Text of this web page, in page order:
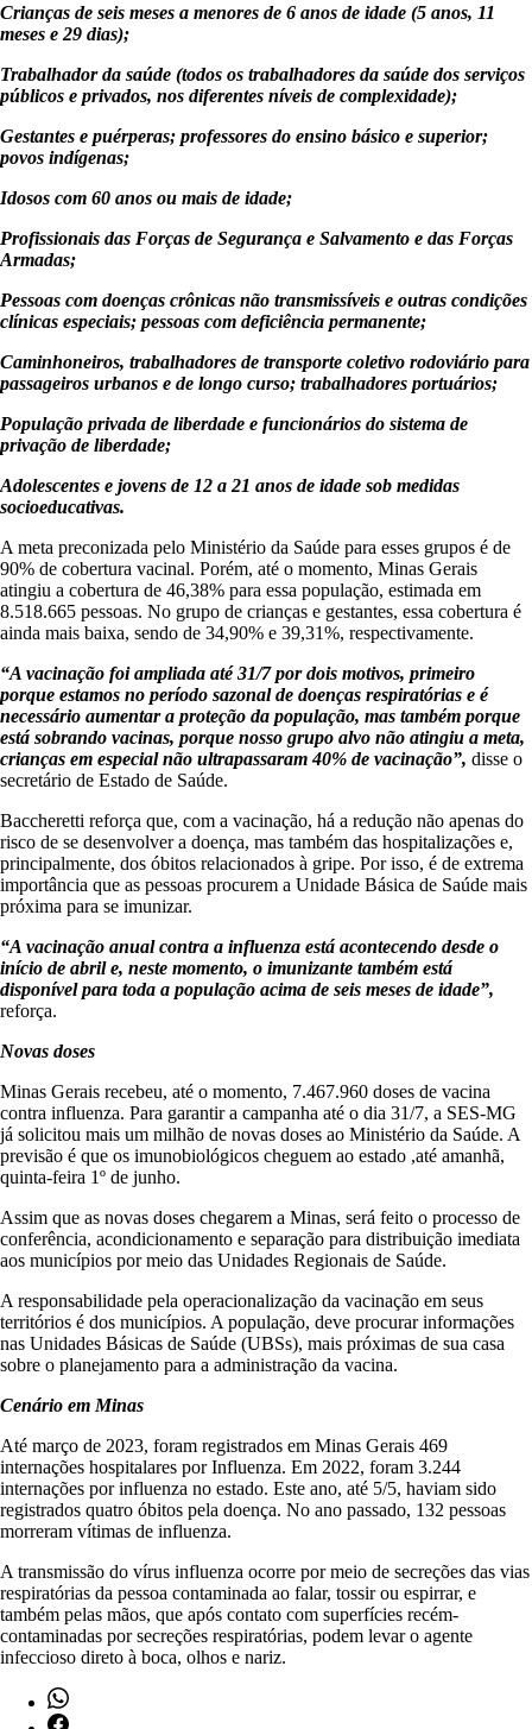
Crianças de seis meses a menores de 6 anos de idade (5 anos, 11
meses e 29 dias);
Trabalhador da saúde (todos os trabalhadores da saúde dos serviços
públicos e privados, nos diferentes níveis de complexidade);
Gestantes e puérperas; professores do ensino básico e superior;
povos indígenas;
Idosos com 60 anos ou mais de idade;
Profissionais das Forças de Segurança e Salvamento e das Forças
Armadas;
Pessoas com doenças crônicas não transmissíveis e outras condições
clínicas especiais; pessoas com deficiência permanente;
Caminhoneiros, trabalhadores de transporte coletivo rodoviário para
passageiros urbanos e de longo curso; trabalhadores portuários;
População privada de liberdade e funcionários do sistema de
privação de liberdade;
Adolescentes e jovens de 12 a 21 anos de idade sob medidas
socioeducativas.
​A meta preconizada pelo Ministério da Saúde para esses grupos é de
90% de cobertura vacinal. Porém, até o momento, Minas Gerais
atingiu a cobertura de 46,38% para essa população, estimada em
8.518.665 pessoas. No grupo de crianças e gestantes, essa cobertura é
ainda mais baixa, sendo de 34,90% e 39,31%, respectivamente.
“A vacinação foi ampliada até 31/7 por dois motivos, primeiro
porque estamos no período sazonal de doenças respiratórias e é
necessário aumentar a proteção da população, mas também porque
está sobrando vacinas, porque nosso grupo alvo não atingiu a meta,
crianças em especial não ultrapassaram 40% de vacinação”, disse o
secretário de Estado de Saúde.
Baccheretti reforça que, com a vacinação, há a redução não apenas do
risco de se desenvolver a doença, mas também das hospitalizações e,
principalmente, dos óbitos relacionados à gripe. Por isso, é de extrema
importância que as pessoas procurem a Unidade Básica de Saúde mais
próxima para se imunizar.
“A vacinação anual contra a influenza está acontecendo desde o
início de abril e, neste momento, o imunizante também está
disponível para toda a população acima de seis meses de idade”,
reforça.
Novas doses
Minas Gerais recebeu, até o momento, 7.467.960 doses de vacina
contra influenza. Para garantir a campanha até o dia 31/7, a SES-MG
já solicitou mais um milhão de novas doses ao Ministério da Saúde. A
previsão é que os imunobiológicos cheguem ao estado ,até amanhã,
quinta-feira 1º de junho.
Assim que as novas doses chegarem a Minas, será feito o processo de
conferência, acondicionamento e separação para distribuição imediata
aos municípios por meio das Unidades Regionais de Saúde.
A responsabilidade pela operacionalização da vacinação em seus
territórios é dos municípios. A população, deve procurar informações
nas Unidades Básicas de Saúde (UBSs), mais próximas de sua casa
sobre o planejamento para a administração da vacina.
Cenário em Minas
Até março de 2023, foram registrados em Minas Gerais 469
internações hospitalares por Influenza. Em 2022, foram 3.244
internações por influenza no estado. Este ano, até 5/5, haviam sido
registrados quatro óbitos pela doença. No ano passado, 132 pessoas
morreram vítimas de influenza.
A transmissão do vírus influenza ocorre por meio de secreções das vias
respiratórias da pessoa contaminada ao falar, tossir ou espirrar, e
também pelas mãos, que após contato com superfícies recém‐
contaminadas por secreções respiratórias, podem levar o agente
infeccioso direto à boca, olhos e nariz.